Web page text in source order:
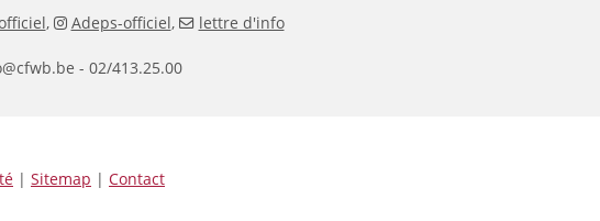
, Adeps-officiel, lettre d'info
- 02/413.25.00
| Sitemap | Contact